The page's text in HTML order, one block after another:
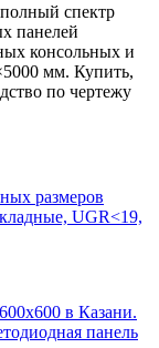
полный спектр
панелей
консольных и
мм. Купить,
по чертежу
размеров
UGR<19,
в Казани.
панель